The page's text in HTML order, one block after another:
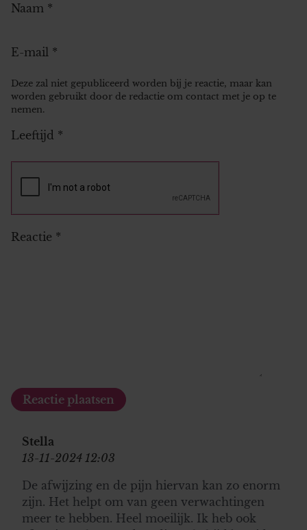
Naam *
E-mail *
Deze zal niet gepubliceerd worden bij je reactie, maar kan
worden gebruikt door de redactie om contact met je op te
nemen.
Leeftijd *
Reactie *
Stella
13-11-2024 12:03
De afwijzing en de pijn hiervan kan zo enorm
zijn. Het helpt om van geen verwachtingen
meer te hebben. Heel moeilijk. Ik heb ook